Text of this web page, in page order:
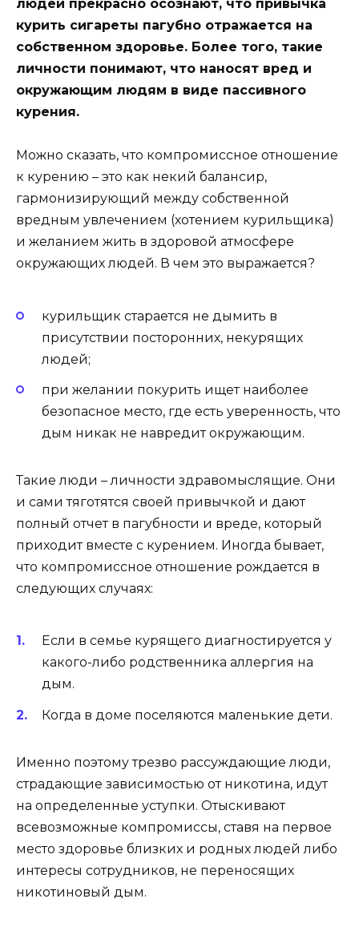
людей прекрасно осознают, что привычка
курить сигареты пагубно отражается на
собственном здоровье. Более того, такие
личности понимают, что наносят вред и
окружающим людям в виде пассивного
курения.
Можно сказать, что компромиссное отношение
к курению – это как некий балансир,
гармонизирующий между собственной
вредным увлечением (хотением курильщика)
и желанием жить в здоровой атмосфере
окружающих людей. В чем это выражается?
курильщик старается не дымить в
присутствии посторонних, некурящих
людей;
при желании покурить ищет наиболее
безопасное место, где есть уверенность, что
дым никак не навредит окружающим.
Такие люди – личности здравомыслящие. Они
и сами тяготятся своей привычкой и дают
полный отчет в пагубности и вреде, который
приходит вместе с курением. Иногда бывает,
что компромиссное отношение рождается в
следующих случаях:
Если в семье курящего диагностируется у
какого-либо родственника аллергия на
дым.
Когда в доме поселяются маленькие дети.
Именно поэтому трезво рассуждающие люди,
страдающие зависимостью от никотина, идут
на определенные уступки. Отыскивают
всевозможные компромиссы, ставя на первое
место здоровье близких и родных людей либо
интересы сотрудников, не переносящих
никотиновый дым.